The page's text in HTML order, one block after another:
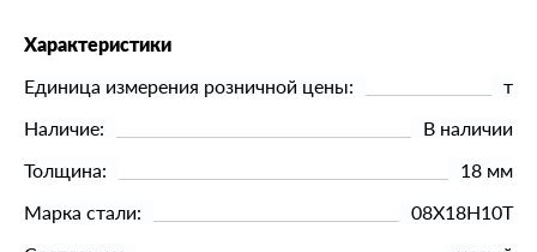
Характеристики
Единица измерения розничной цены:
т
Наличие:
В наличии
Толщина:
18 мм
Марка стали:
08Х18Н10Т